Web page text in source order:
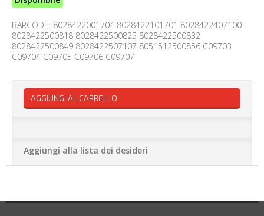
BARCODE: 8028422001704 8028422101701 8028422407100
8028422500818 8028422500825 8028422500832
8028422500849 8028422507107 8051512500856 C09703
C09704 C09705 C09706 C09707
AGGIUNGI AL CARRELLO
Aggiungi alla lista dei desideri